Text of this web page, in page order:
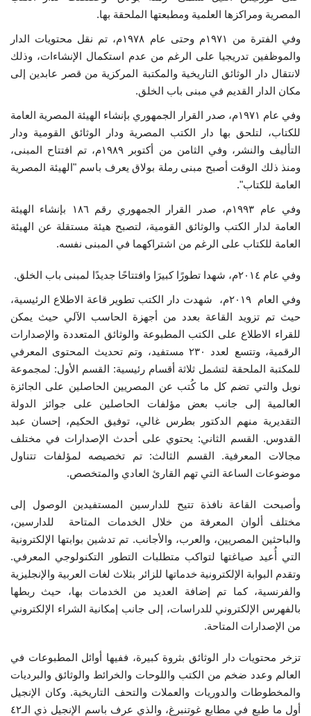
المصرية ومراكزها العلمية ومطبعتها الملحقة بها.
وفي الفترة من ١٩٧١م وحتى عام ١٩٧٨م، تم نقل محتويات الدار
والموظفين تدريجيا على الرغم من عدم استكمال الإنشاءات، وذلك
لانتقال دار الوثائق التاريخية والمكتبة المركزية من قصر عابدين إلى
مكان الدار القديم في مبنى باب الخلق.
وفي عام ١٩٧١م، صدر القرار الجمهوري بإنشاء الهيئة المصرية العامة
للكتاب، لتلحق بها دار الكتب المصرية ودار الوثائق القومية ودار
التأليف والنشر، وفي الثامن من أكتوبر ١٩٨٩م، تم افتتاح المبنى،
ومنذ ذلك الوقت أصبح مبنى رملة بولاق يعرف باسم "الهيئة المصرية
العامة للكتاب".
وفي عام ١٩٩٣م، صدر القرار الجمهوري رقم ١٨٦ بإنشاء الهيئة
العامة لدار الكتب والوثائق القومية، لتصبح هيئة مستقلة عن الهيئة
العامة للكتاب على الرغم من اشتراكهما في المبنى نفسه.
وفي عام ٢٠١٤م، شهدا تطورًا كبيرَا وافتتاحًا جديدًا لمبنى باب الخلق.
وفي العام ٢٠١٩م، شهدت دار الكتب تطوير قاعة الاطلاع الرئيسية،
حيث تم تزويد القاعة بعدد من أجهزة الحاسب الآلي حيث يمكن
للقراء الاطلاع على الكتب المطبوعة والوثائق المتعددة والإصدارات
الرقمية، وتتسع لعدد ٢٣٠ مستفيد، وتم تحديث المحتوى المعرفي
للمكتبة الملحقة لتشمل ثلاثة أقسام رئيسية: القسم الأول: لمجموعة
نوبل والتي تضم كل ما كُتب عن المصريين الحاصلين على الجائزة
العالمية إلى جانب بعض مؤلفات الحاصلين على جوائز الدولة
التقديرية منهم الدكتور بطرس غالي، توفيق الحكيم، إحسان عبد
القدوس. القسم الثاني: يحتوي على أحدث الإصدارات في مختلف
مجالات المعرفية. القسم الثالث: تم تخصيصه لمؤلفات تتناول
موضوعات الساعة التي تهم القارئ العادي والمتخصص.
وأصبحت القاعة نافذة تتيح للدارسين المستفيدين الوصول إلى
مختلف ألوان المعرفة من خلال الخدمات المتاحة للدارسين،
والباحثين المصريين، والعرب، والأجانب. تم تدشين بوابتها الإلكترونية
التي أُعيد صياغتها لتواكب متطلبات التطور التكنولوجي المعرفي.
وتقدم البوابة الإلكترونية خدماتها للزائر بثلاث لغات العربية والإنجليزية
والفرنسية، كما تم إضافة العديد من الخدمات بها، حيث ربطها
بالفهرس الإلكتروني للدراسات، إلى جانب إمكانية الشراء الإلكتروني
من الإصدارات المتاحة.
تزخر محتويات دار الوثائق بثروة كبيرة، ففيها أوائل المطبوعات في
العالم وعدد ضخم من الكتب واللوحات والخرائط والوثائق والبرديات
والمخطوطات والدوريات والعملات والتحف التاريخية. وكان الإنجيل
أول ما طبع في مطابع غوتنبرغ، والذي عرف باسم الإنجيل ذي الـ٤٢